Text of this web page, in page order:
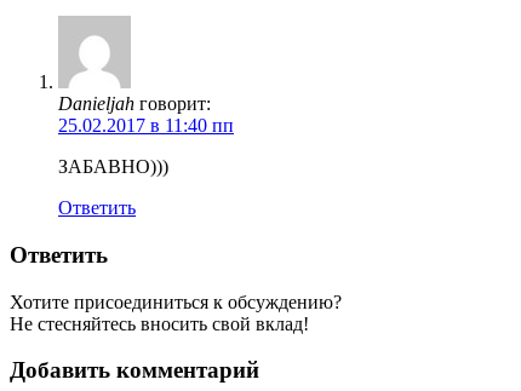
Danieljah говорит:
25.02.2017 в 11:40 пп
ЗАБАВНО)))
Ответить
Ответить
Хотите присоединиться к обсуждению?
Не стесняйтесь вносить свой вклад!
Добавить комментарий